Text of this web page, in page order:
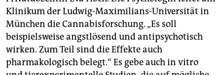
Klinikum der Ludwig-Maximilians-Universität in
München die Cannabisforschung. „Es soll
beispielsweise angstlösend und antipsychotisch
wirken. Zum Teil sind die Effekte auch
pharmakologisch belegt.“ Es gebe auch in vitro